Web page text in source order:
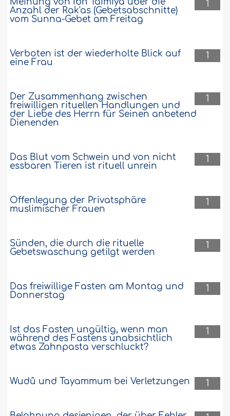
1
Anzahl der Rak'as (Gebetsabschnitte)
vom Sunna-Gebet am Freitag
1
Verboten ist der wiederholte Blick auf
eine Frau
1
Der Zusammenhang zwischen
freiwilligen rituellen Handlungen und
der Liebe des Herrn für Seinen anbetend
Dienenden
1
Das Blut vom Schwein und von nicht
essbaren Tieren ist rituell unrein
1
Offenlegung der Privatsphäre
muslimischer Frauen
1
Sünden, die durch die rituelle
Gebetswaschung getilgt werden
1
Das freiwillige Fasten am Montag und
Donnerstag
1
Ist das Fasten ungültig, wenn man
während des Fastens unabsichtlich
etwas Zahnpasta verschluckt?
1
Wudû und Tayammum bei Verletzungen